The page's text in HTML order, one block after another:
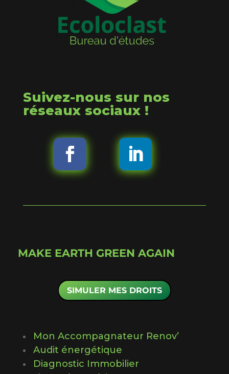
Suivez-nous sur nos
réseaux sociaux !
MAKE EARTH GREEN AGAIN
SIMULER MES DROITS
Mon Accompagnateur Renov’
Audit énergétique
Diagnostic Immobilier